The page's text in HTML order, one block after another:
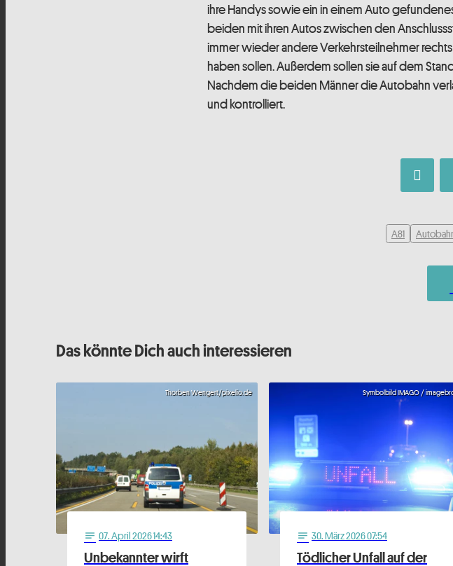
ihre Handys sowie ein in einem Auto
beiden mit ihren Autos zwischen den
immer wieder andere Verkehrsteilnehmer
haben sollen. Außerdem sollen sie auf dem
Nachdem die beiden Männer die Autobahn
und kontrolliert.
A81
Das könnte Dich auch interessieren
Thorben Wengert/pixelio.de
notes 07. April 2026 14:43
Unbekannter wirft
Symbolbild IMAGO /
notes 30. März 2026 07:54
Tödlicher Unfall auf der